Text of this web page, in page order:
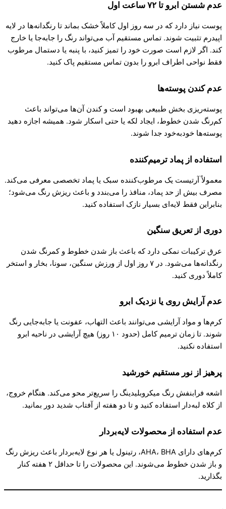
عدم شستن ابرو تا ۷۲ ساعت اول
پوست نیاز دارد که در سه روز اول کاملاً خشک بماند تا رنگدانه‌ها در لایه
اپیدرم تثبیت شوند. تماس مستقیم آب می‌تواند رنگ را جابه‌جا یا خارج
کند. اگر لازم است صورت خود را تمیز کنید، با پنبه یا دستمال مرطوب
فقط نواحی اطراف ابرو را بدون تماس مستقیم پاک کنید.
عدم کندن پوسته‌ها
پوسته‌ریزی بخش طبیعی بهبود است و کندن آن‌ها می‌تواند باعث
کم‌رنگ شدن خطوط، ایجاد لکه یا حتی اسکار شود. همیشه اجازه دهید
پوسته‌ها خودبه‌خود جدا شوند.
استفاده از پماد ترمیم‌کننده
معمولاً آرتیست یک مرطوب‌کننده سبک یا پماد تخصصی معرفی می‌کند.
مصرف بیش از حد پماد، منافذ را می‌بندد و باعث ریزش رنگ می‌شود؛
بنابراین فقط لایه‌ای بسیار نازک استفاده کنید.
دوری از تعریق سنگین
عرق ترکیبات نمکی دارد که باعث باز شدن خطوط و کمرنگ شدن
رنگدانه‌ها می‌شود. در ۷ روز اول از ورزش سنگین، سونا، بخار و استخر
کاملاً دوری کنید.
عدم آرایش روی یا نزدیک ابرو
کرم‌ها و مواد آرایشی می‌توانند باعث التهاب، عفونت یا جابه‌جایی رنگ
شوند. تا زمان ترمیم کامل (حدود ۱۰ روز) هیچ آرایشی در ناحیه ابرو
استفاده نکنید.
پرهیز از نور مستقیم خورشید
اشعه فرابنفش رنگ میکروبلیدینگ را سریع‌تر محو می‌کند. هنگام خروج،
از کلاه لبه‌دار استفاده کنید و تا دو هفته از آفتاب شدید دور بمانید.
عدم استفاده از محصولات لایه‌بردار
کرم‌های دارای AHA، BHA، رتینول یا هر نوع لایه‌بردار باعث ریزش رنگ
و باز شدن خطوط می‌شوند. این محصولات را تا حداقل ۲ هفته کنار
بگذارید.